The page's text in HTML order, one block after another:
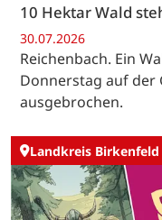
10 Hektar Wald
30.07.2026
Reichenbach. Ein
Donnerstag auf der
ausgebrochen.
Landkreis Birkenfeld